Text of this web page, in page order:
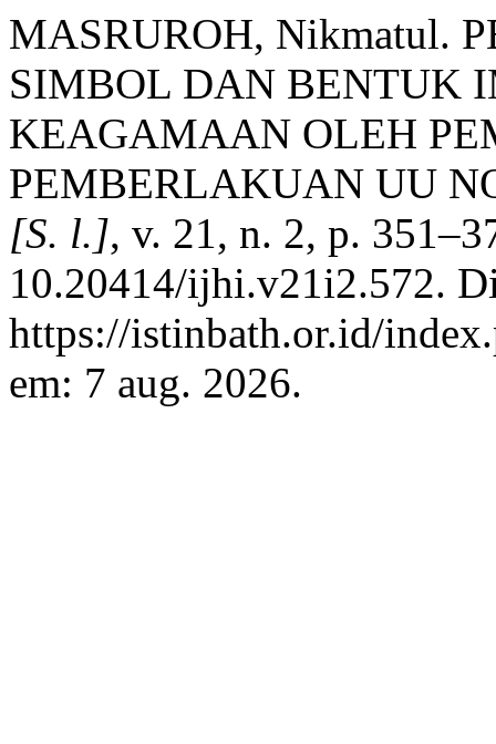
MASRUROH, Nikmatul.
SIMBOL DAN BENTUK
KEAGAMAAN OLEH
PEMBERLAKUAN UU
[S. l.], v. 21, n. 2, p.
10.20414/ijhi.v21i2.572.
https://istinbath.or.id/
em: 7 aug. 2026.